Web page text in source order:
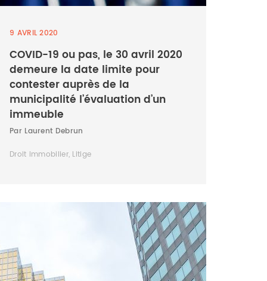
9 AVRIL 2020
COVID-19 ou pas, le 30 avril 2020
demeure la date limite pour
contester auprès de la
municipalité l’évaluation d’un
immeuble
Par Laurent Debrun
Droit immobilier, Litige